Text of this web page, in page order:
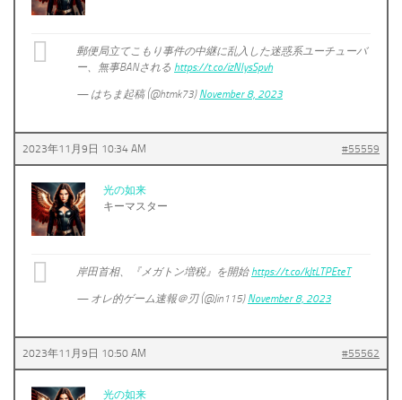
郵便局立てこもり事件の中継に乱入した迷惑系ユーチューバ
ー、無事BANされる https://t.co/izNIysSpvh
— はちま起稿 (@htmk73) November 8, 2023
2023年11月9日 10:34 AM #55559
光の如来
キーマスター
岸田首相、『メガトン増税』を開始 https://t.co/kJtLTPEteT
— オレ的ゲーム速報＠刃 (@Jin115) November 8, 2023
2023年11月9日 10:50 AM #55562
光の如来